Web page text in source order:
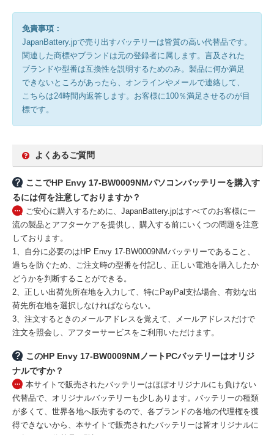
免責事項：
JapanBattery.jpで売り出すバッテリーは皆質の高い代替品です。
関連した商標やブランドは元の登録者に属します。言及された
ブランドや型番は互換性を説明するためのみ。製品に何か満足
できないところがあったら、オンラインやメールで連絡して、
こちらは24時間内返答します。お客様に100％満足させるのが目
標です。
よくあるご質問
ここでHP Envy 17-BW0009NMパソコンバッテリーを購入す
るには何を注意しておりますか？
ご安心に購入するために、JapanBattery.jpはすべてのお客様に一
流の製品とアフターケアを提供し、購入する前にいくつの問題を注意
しております。
1、自分に必要のはHP Envy 17-BW0009NMバッテリーであること、
過ちを防ぐため、ご注文時の型番を付記し、正しい電池を購入したか
どうかを判断することができる。
2、正しい出荷先所在地を入力して、特にPayPal支払場合、有効な出
荷先所在地を選択しなければならない。
3、注文するときのメールアドレスを覚えて、メールアドレスだけで
注文を照会し、アフターサービスをご利用いただけます。
このHP Envy 17-BW0009NMノートPCバッテリーはオリジ
ナルですか？
本サイトで販売されたバッテリーはほぼオリジナルにも負けない
代替品で、オリジナルバッテリーも少しあります。バッテリーの種類
が多くて、世界各地へ販売するので、各ブランドの各地の代理権を獲
得できないから、本サイトで販売されたバッテリーは皆オリジナルに